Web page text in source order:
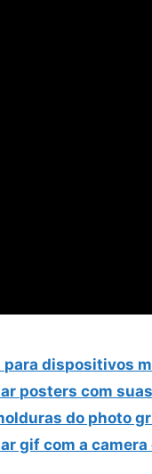
para dispositivos
posters com
do photo
gif com a